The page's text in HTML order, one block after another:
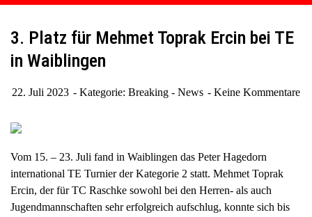
c
v
3. Platz für Mehmet Toprak Ercin bei TE
in Waiblingen
22. Juli 2023 Kategorie: Breaking - News Keine Kommentare
Vom 15. – 23. Juli fand in Waiblingen das Peter Hagedorn
international TE Turnier der Kategorie 2 statt. Mehmet Toprak
Ercin, der für TC Raschke sowohl bei den Herren- als auch
Jugendmannschaften sehr erfolgreich aufschlug, konnte sich bis